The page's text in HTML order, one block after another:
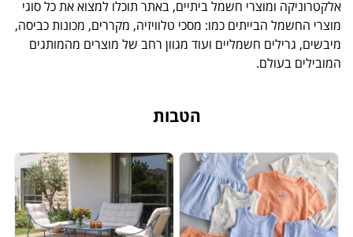
אלקטרוניקה ומוצרי חשמל ביתיים, באתר תוכלו למצוא את כל סוגי
מוצרי החשמל הבייתים כמו: מסכי טלוויזיה, מקררים, מכונות כביסה,
מיבשים, גרילים חשמליים ועוד מגוון רחב של מוצרים מהמותגים
המובילים בעולם.
הטבות